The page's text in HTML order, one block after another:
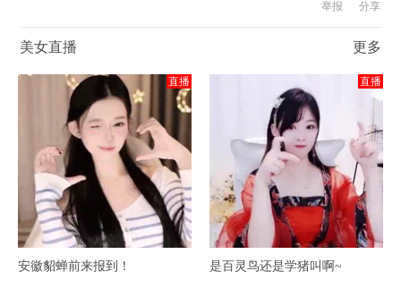
美女直播 更多
直播
安徽貂蝉前来报到！
直播
是百灵鸟还是学猪叫啊~